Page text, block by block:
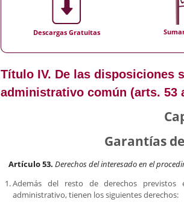
Descargas Gratuitas
Título IV. De las disposiciones
administrativo común (arts. 53
Garantías
Artículo 53. Derechos del interesado en el
Además del resto de derechos
administrativo, tienen los siguientes derechos: